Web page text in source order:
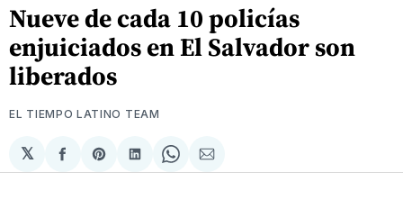
Nueve de cada 10 policías
enjuiciados en El Salvador son
liberados
EL TIEMPO LATINO TEAM
𝕏
Compartir
en
Share
on
Compartir
en
Share
on
Compartir
via